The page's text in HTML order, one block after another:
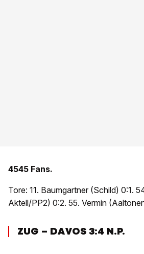
4545 Fans.
Tore: 11. Baumgartner (Schild) 0:1.
Aktell/PP2) 0:2. 55. Vermin
ZUG – DAVOS 3:4 N.P.